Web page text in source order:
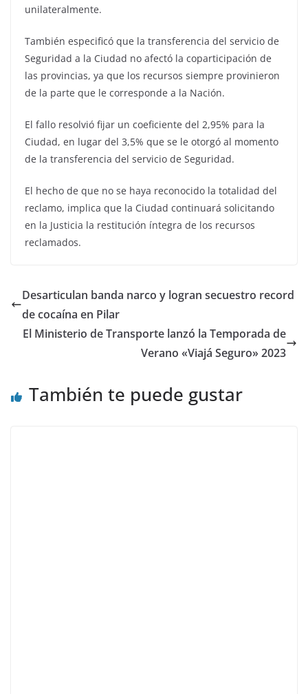
unilateralmente.
También especificó que la transferencia del servicio de
Seguridad a la Ciudad no afectó la coparticipación de
las provincias, ya que los recursos siempre provinieron
de la parte que le corresponde a la Nación.
El fallo resolvió fijar un coeficiente del 2,95% para la
Ciudad, en lugar del 3,5% que se le otorgó al momento
de la transferencia del servicio de Seguridad.
El hecho de que no se haya reconocido la totalidad del
reclamo, implica que la Ciudad continuará solicitando
en la Justicia la restitución íntegra de los recursos
reclamados.
Desarticulan banda narco y logran secuestro record
de cocaína en Pilar
El Ministerio de Transporte lanzó la Temporada de
Verano «Viajá Seguro» 2023
También te puede gustar